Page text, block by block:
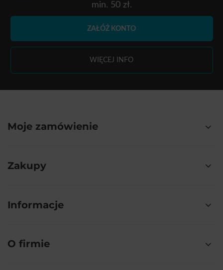
min. 50 zł.
ZAŁÓŻ KONTO
WIĘCEJ INFO
Moje zamówienie
Zakupy
Informacje
O firmie